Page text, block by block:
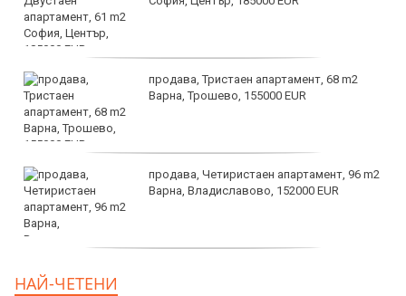
продава, Тристаен апартамент, 68 m2
Варна, Трошево, 155000 EUR
продава, Четиристаен апартамент, 96 m2
Варна, Владиславово, 152000 EUR
НАЙ-ЧЕТЕНИ